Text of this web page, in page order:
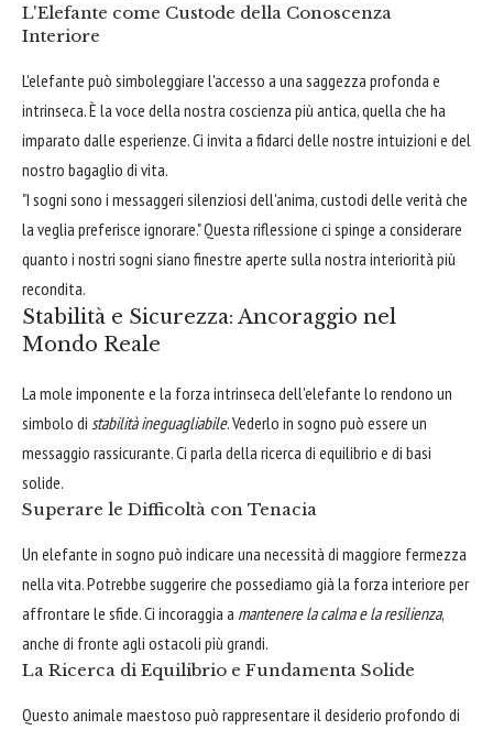
L'Elefante come Custode della Conoscenza
Interiore
L'elefante può simboleggiare l'accesso a una saggezza profonda e
intrinseca. È la voce della nostra coscienza più antica, quella che ha
imparato dalle esperienze. Ci invita a fidarci delle nostre intuizioni e del
nostro bagaglio di vita.
"I sogni sono i messaggeri silenziosi dell'anima, custodi delle verità che
la veglia preferisce ignorare." Questa riflessione ci spinge a considerare
quanto i nostri sogni siano finestre aperte sulla nostra interiorità più
recondita.
Stabilità e Sicurezza: Ancoraggio nel
Mondo Reale
La mole imponente e la forza intrinseca dell'elefante lo rendono un
simbolo di stabilità ineguagliabile. Vederlo in sogno può essere un
messaggio rassicurante. Ci parla della ricerca di equilibrio e di basi
solide.
Superare le Difficoltà con Tenacia
Un elefante in sogno può indicare una necessità di maggiore fermezza
nella vita. Potrebbe suggerire che possediamo già la forza interiore per
affrontare le sfide. Ci incoraggia a mantenere la calma e la resilienza,
anche di fronte agli ostacoli più grandi.
La Ricerca di Equilibrio e Fundamenta Solide
Questo animale maestoso può rappresentare il desiderio profondo di